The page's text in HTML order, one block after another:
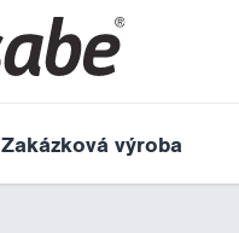
Zakázková výroba